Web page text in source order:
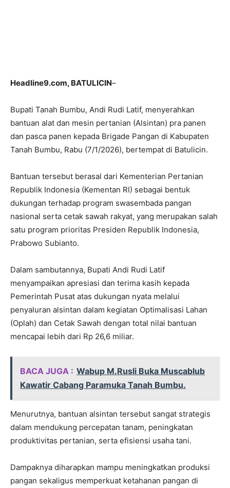
Headline9.com, BATULICIN–
Bupati Tanah Bumbu, Andi Rudi Latif, menyerahkan
bantuan alat dan mesin pertanian (Alsintan) pra panen
dan pasca panen kepada Brigade Pangan di Kabupaten
Tanah Bumbu, Rabu (7/1/2026), bertempat di Batulicin.
Bantuan tersebut berasal dari Kementerian Pertanian
Republik Indonesia (Kementan RI) sebagai bentuk
dukungan terhadap program swasembada pangan
nasional serta cetak sawah rakyat, yang merupakan salah
satu program prioritas Presiden Republik Indonesia,
Prabowo Subianto.
Dalam sambutannya, Bupati Andi Rudi Latif
menyampaikan apresiasi dan terima kasih kepada
Pemerintah Pusat atas dukungan nyata melalui
penyaluran alsintan dalam kegiatan Optimalisasi Lahan
(Oplah) dan Cetak Sawah dengan total nilai bantuan
mencapai lebih dari Rp 26,6 miliar.
BACA JUGA : Wabup M.Rusli Buka Muscablub
Kawatir Cabang Paramuka Tanah Bumbu.
Menurutnya, bantuan alsintan tersebut sangat strategis
dalam mendukung percepatan tanam, peningkatan
produktivitas pertanian, serta efisiensi usaha tani.
Dampaknya diharapkan mampu meningkatkan produksi
pangan sekaligus memperkuat ketahanan pangan di